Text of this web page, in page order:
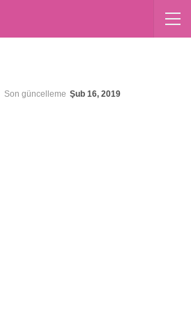
Son güncelleme Şub 16, 2019